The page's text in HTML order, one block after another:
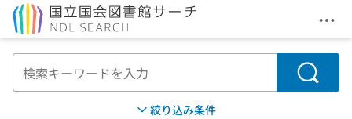
メ
検索
絞り込み条件